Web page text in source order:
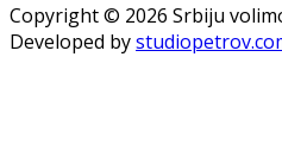
Copyright © 2026 Srbiju
Developed by